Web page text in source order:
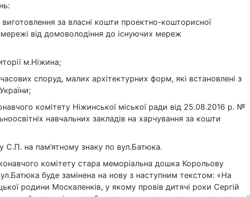
за власні кошти проектно-кошторисної
мережі від домоволодіння до існуючих мереж
м.Ніжина;
споруд, малих архітектурних форм, які встановлені з
комітету Ніжинської міської ради від 25.08.2016 р. №
навчальних закладів на харчування за кошти
на пам’ятному знаку по вул.Батюка.
комітету стара меморіальна дошка Корольову
буде замінена на нову з наступним текстом: «На
родини Москаленків, у якому провів дитячі роки Сергій